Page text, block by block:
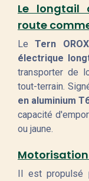
Le longtail
route
LeTern
électrique
transporter de
tout-terrain.
en aluminium
capacité
ou jaune.
Motorisation
Il est propulsé